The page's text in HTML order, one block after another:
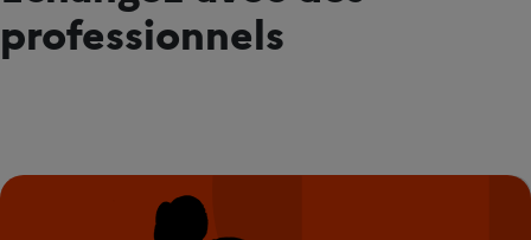
professionnels